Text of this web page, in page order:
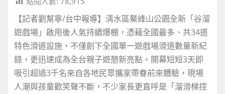
【記者劉幫寧/台中報導】清水區鰲峰山公園全新「谷溜
遊戲場」啟用後人氣持續爆棚，憑藉全國最多、共34道
特色滑道設施，不僅創下全國單一遊戲場滑道數量新紀
錄，更迅速成為全台親子遊憩新亮點。開幕短短3天即
吸引超過3千名來自各地民眾攜家帶眷前來體驗，現場
人潮與孩童歡笑聲不斷，不少家長更直呼是「溜滑梯控